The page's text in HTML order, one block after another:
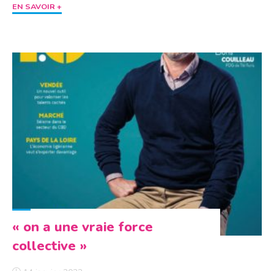
EN SAVOIR +"Titi
mobilise
pour
l’Ukraine"
« on a une vraie force
collective »